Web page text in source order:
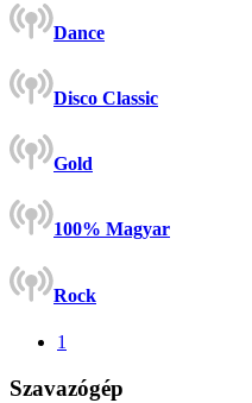
Dance
Disco Classic
Gold
100% Magyar
Rock
1
Szavazógép